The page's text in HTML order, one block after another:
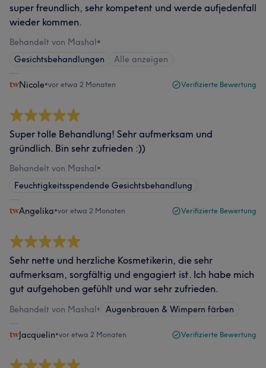
super freundlich, sehr kompetent und werde aufjedenfall
wieder kommen.
Behandelt von Mashal•
Gesichtsbehandlungen
Alle anzeigen
Nicole•vor etwa 2 Monaten Verifizierte Bewertung
Super tolle Behandlung! Sehr aufmerksam und
gründlich. Bin sehr zufrieden :))
Behandelt von Mashal•
Feuchtigkeitsspendende Gesichtsbehandlung
Angelika•vor etwa 2 Monaten Verifizierte Bewertung
Sehr nette und herzliche Kosmetikerin, die sehr
aufmerksam, sorgfältig und engagiert ist. Ich habe mich
gut aufgehoben gefühlt und war sehr zufrieden.
Behandelt von Mashal• Augenbrauen & Wimpern färben
Jacquelin•vor etwa 2 Monaten Verifizierte Bewertung